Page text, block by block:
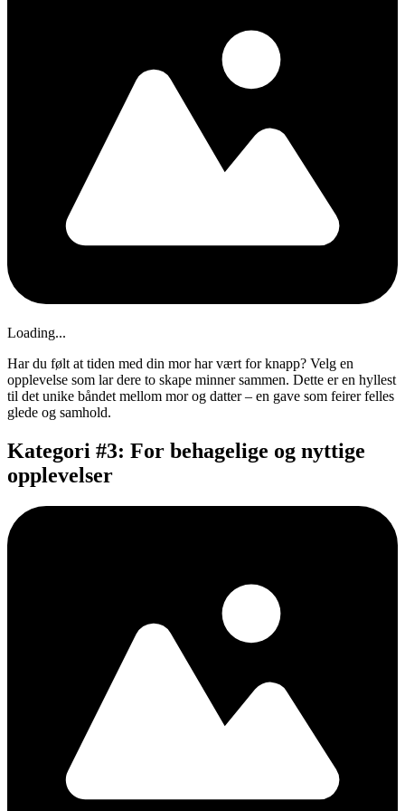
Loading...
Har du følt at tiden med din mor har vært for knapp? Velg en
opplevelse som lar dere to skape minner sammen. Dette er en hyllest
til det unike båndet mellom mor og datter – en gave som feirer felles
glede og samhold.
Kategori #3: For behagelige og nyttige
opplevelser